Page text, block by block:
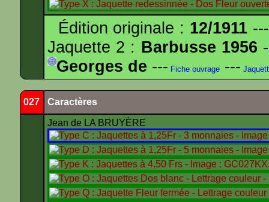
Édition originale : 12/1911
Jaquette 2 : Barbusse 1956
Georges de --- Fiche ouvrage ---
027 Caractères
Jean de LA BRUYÈRE